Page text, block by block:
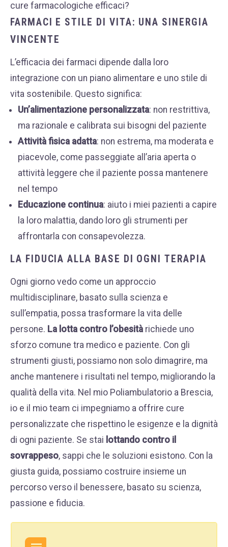
cure farmacologiche efficaci?
FARMACI E STILE DI VITA: UNA SINERGIA
VINCENTE
L’efficacia dei farmaci dipende dalla loro
integrazione con un piano alimentare e uno stile di
vita sostenibile. Questo significa:
Un’alimentazione personalizzata: non restrittiva,
ma razionale e calibrata sui bisogni del paziente
Attività fisica adatta: non estrema, ma moderata e
piacevole, come passeggiate all’aria aperta o
attività leggere che il paziente possa mantenere
nel tempo
Educazione continua: aiuto i miei pazienti a capire
la loro malattia, dando loro gli strumenti per
affrontarla con consapevolezza.
LA FIDUCIA ALLA BASE DI OGNI TERAPIA
Ogni giorno vedo come un approccio
multidisciplinare, basato sulla scienza e
sull’empatia, possa trasformare la vita delle
persone. La lotta contro l’obesità richiede uno
sforzo comune tra medico e paziente. Con gli
strumenti giusti, possiamo non solo dimagrire, ma
anche mantenere i risultati nel tempo, migliorando la
qualità della vita. Nel mio Poliambulatorio a Brescia,
io e il mio team ci impegniamo a offrire cure
personalizzate che rispettino le esigenze e la dignità
di ogni paziente. Se stai lottando contro il
sovrappeso, sappi che le soluzioni esistono. Con la
giusta guida, possiamo costruire insieme un
percorso verso il benessere, basato su scienza,
passione e fiducia.